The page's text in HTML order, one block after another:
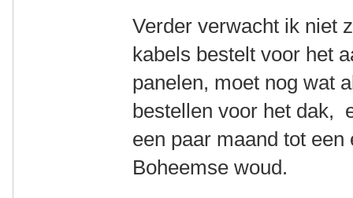
Verder verwacht ik niet
kabels bestelt voor het
panelen, moet nog wat
bestellen voor het dak,
een paar maand tot
Boheemse woud.